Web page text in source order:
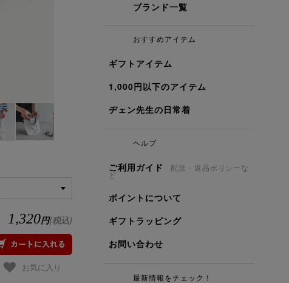
ブランド一覧
おすすめアイテム
ギフトアイテム
1,000円以下のアイテム
ヂェン先生の日常着
ヘルプ
ご利用ガイド 配送・返品ポリシーな
ど
ポイントについて
ギフトラッピング
お問い合わせ
最新情報をチェック！
1,320円(税込)
お気に入り